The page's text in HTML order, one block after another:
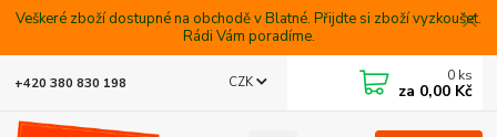
Veškeré zboží dostupné na obchodě v Blatné. Přijdte si zboží vyzkoušet.
Rádi Vám poradíme.
CZK
+420 380 830 198 0 ks
za 0,00 Kč